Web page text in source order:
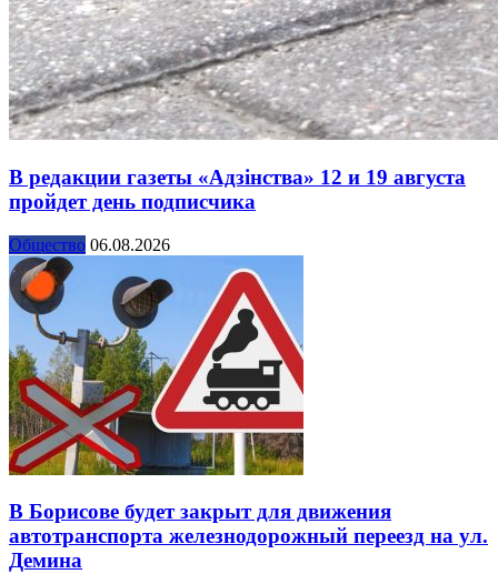
В редакции газеты «Адзінства» 12 и 19 августа
пройдет день подписчика
Общество 06.08.2026
В Борисове будет закрыт для движения
автотранспорта железнодорожный переезд на ул.
Демина